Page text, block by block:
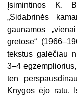
Įsimintinos K.
„Sidabrinės
gaunamos
gretose“
tekstus galėčiau
3–4
ten
Knygos ėjo ratu.